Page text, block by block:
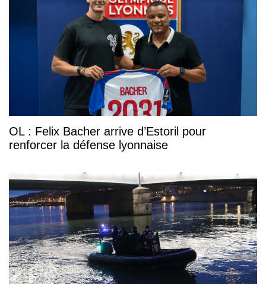
OL : Felix Bacher arrive d’Estoril pour
renforcer la défense lyonnaise